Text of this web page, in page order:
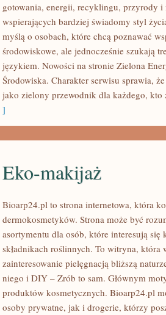
gotowania, energii, recyklingu, przyrody i
wspierających bardziej świadomy styl
myślą o osobach, które chcą poznawać
środowiskowe, ale jednocześnie szukają
językiem. Nowości na stronie Zielona
Środowiska. Charakter serwisu sprawia,
jako zielony przewodnik dla każdego, kto
]
Eko-makijaż
Bioarp24.pl to strona internetowa, która
dermokosmetyków. Strona może być
asortymentu dla osób, które interesują
składnikach roślinnych. To witryna, która
zainteresowanie pielęgnacją bliższą
niego i DIY – Zrób to sam. Głównym
produktów kosmetycznych. Bioarp24.pl
osoby prywatne, jak i drogerie, którzy